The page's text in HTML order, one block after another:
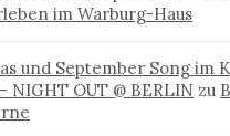
im Warburg-Haus
und September Song im
NIGHT OUT @ BERLIN zu